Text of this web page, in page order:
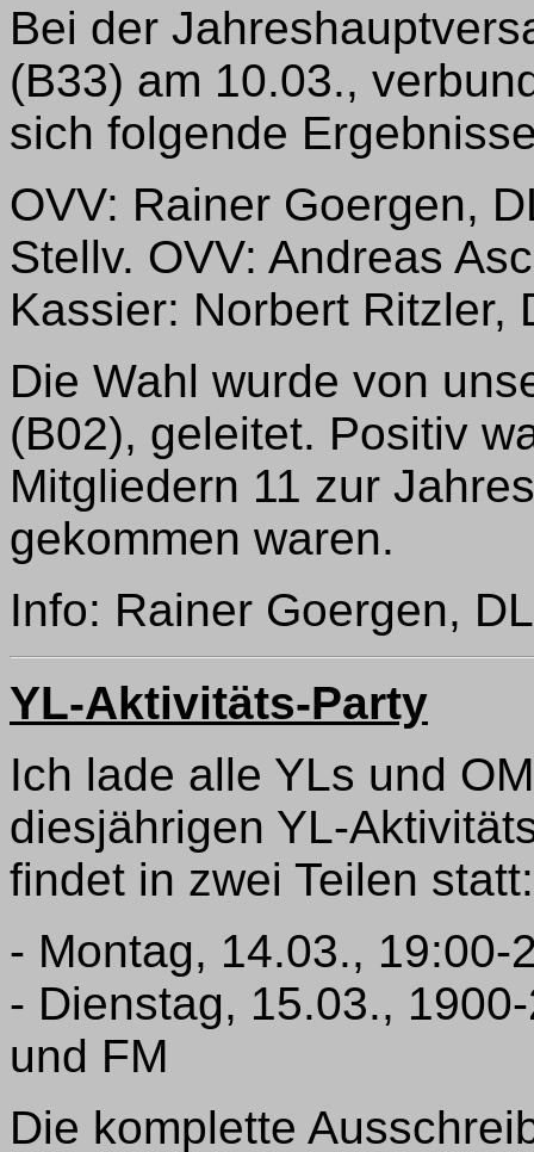
Bei der
(B33) am 10.03.,
sich folgende
OVV: Rainer Goergen,
Stellv. OVV: Andreas
Kassier: Norbert Ritzler,
Die Wahl wurde von
(B02), geleitet. Positiv
Mitgliedern 11 zur
gekommen waren.
Info: Rainer Goergen,
YL-Aktivitäts-Party
Ich lade alle YLs und
diesjährigen YL-
findet in zwei Teilen statt:
- Montag, 14.03., 19:00-
- Dienstag, 15.03.,
und FM
Die komplette